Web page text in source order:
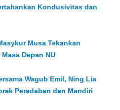
Kondusivitas dan
Musa Tekankan
Depan NU
Wagub Emil, Ning Lia
Peradaban dan Mandiri